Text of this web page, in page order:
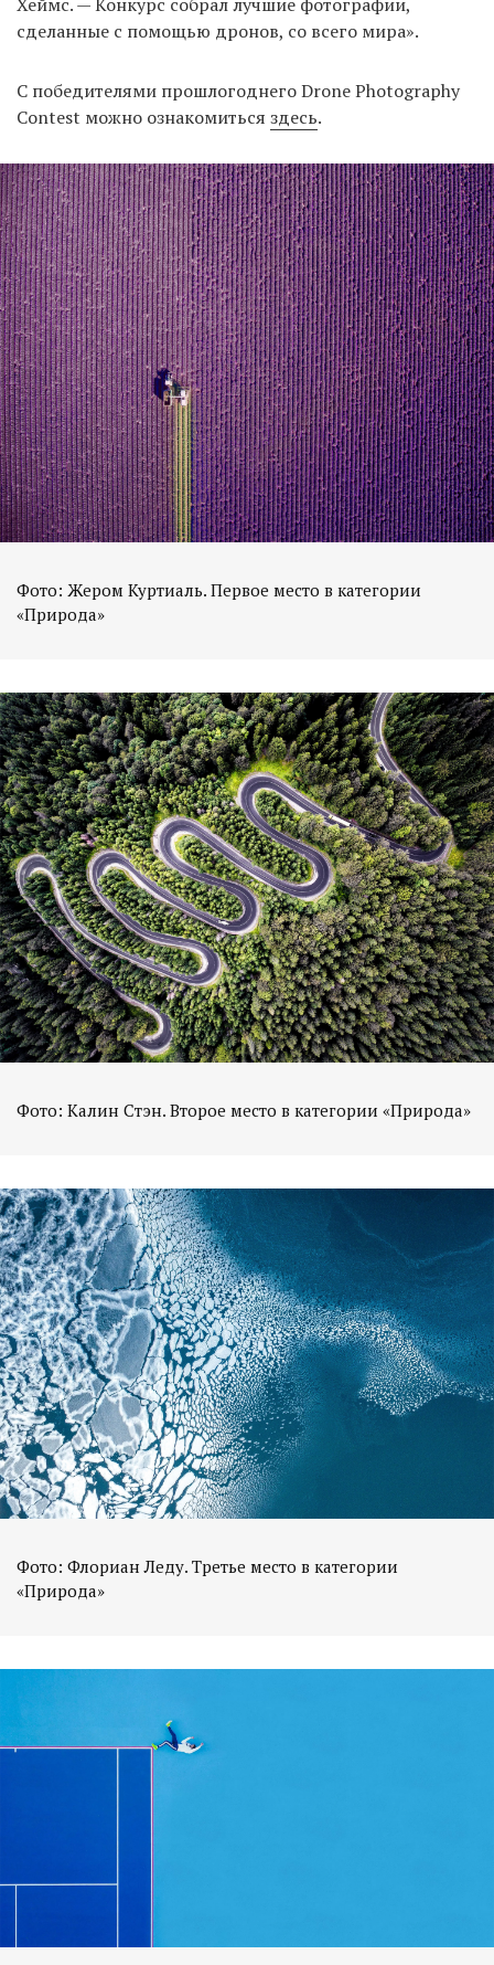
сделанные с помощью дронов, со всего мира».
С победителями прошлогоднего Drone Photography
Contest можно ознакомиться здесь.
Фото: Жером Куртиаль. Первое место в категории
«Природа»
Фото: Калин Стэн. Второе место в категории «Природа»
Фото: Флориан Леду. Третье место в категории
«Природа»